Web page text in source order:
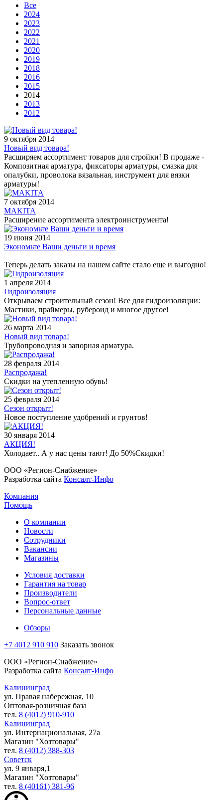
Все
2024
2023
2022
2021
2020
2019
2018
2016
2015
2014
2013
2012
9 октября 2014
Новый вид товара!
Расширяем ассортимент товаров для стройки! В продаже -
Композитная арматура, фиксаторы арматуры, смазка для
опалубки, проволока вязальная, инструмент для вязки
арматуры!
7 октября 2014
MAKITA
Расширение ассортимента электроинструмента!
19 июня 2014
Экономьте Ваши деньги и время
Теперь делать заказы на нашем сайте стало еще и выгодно!
1 апреля 2014
Гидроизоляция
Открываем строительный сезон! Все для гидроизоляции:
Мастики, праймеры, рубероид и многое другое!
26 марта 2014
Новый вид товара!
Трубопроводная и запорная арматура.
28 февраля 2014
Распродажа!
Скидки на утепленную обувь!
25 февраля 2014
Сезон открыт!
Новое поступление удобрений и грунтов!
30 января 2014
АКЦИЯ!
Холодает.. А у нас цены тают! До 50%Скидки!
ООО «Регион-Снабжение»
Разработка сайта Консалт-Инфо
Компания
Помощь
О компании
Новости
Сотрудники
Вакансии
Магазины
Условия доставки
Гарантия на товар
Производители
Вопрос-ответ
Персональные данные
Обзоры
+7 4012 910 910 Заказать звонок
ООО «Регион-Снабжение»
Разработка сайта Консалт-Инфо
Калининград
ул. Правая набережная, 10
Оптовая-розничная база
тел. 8 (4012) 910-910
Калининград
ул. Интернациональная, 27а
Магазин "Хозтовары"
тел. 8 (4012) 388-303
Советск
ул. 9 января,1
Магазин "Хозтовары"
тел. 8 (40161) 381-96